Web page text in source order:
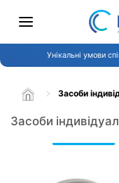
Унікальні умови
Засоби
Засоби